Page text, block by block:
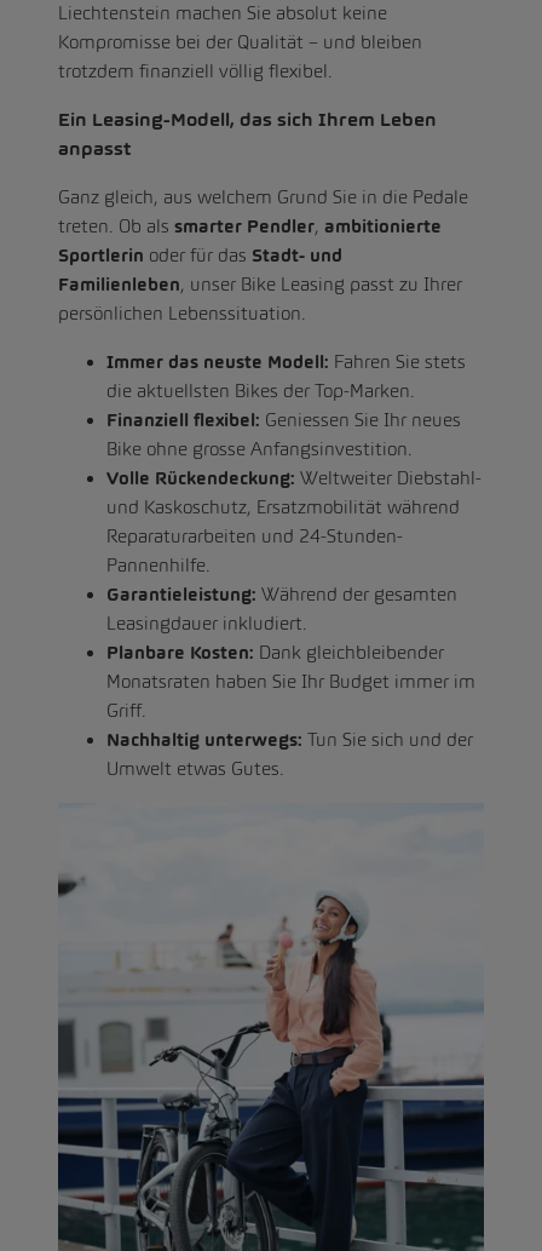
Liechtenstein machen Sie absolut keine
Kompromisse bei der Qualität – und bleiben
trotzdem finanziell völlig flexibel.
Ein Leasing-Modell, das sich Ihrem Leben
anpasst
Ganz gleich, aus welchem Grund Sie in die Pedale
treten. Ob als smarter Pendler, ambitionierte
Sportlerin oder für das Stadt- und
Familienleben, unser Bike Leasing passt zu Ihrer
persönlichen Lebenssituation.
Immer das neuste Modell: Fahren Sie stets
die aktuellsten Bikes der Top-Marken.
Finanziell flexibel: Geniessen Sie Ihr neues
Bike ohne grosse Anfangsinvestition.
Volle Rückendeckung: Weltweiter Diebstahl-
und Kaskoschutz, Ersatzmobilität während
Reparaturarbeiten und 24-Stunden-
Pannenhilfe.
Garantieleistung: Während der gesamten
Leasingdauer inkludiert.
Planbare Kosten: Dank gleichbleibender
Monatsraten haben Sie Ihr Budget immer im
Griff.
Nachhaltig unterwegs: Tun Sie sich und der
Umwelt etwas Gutes.